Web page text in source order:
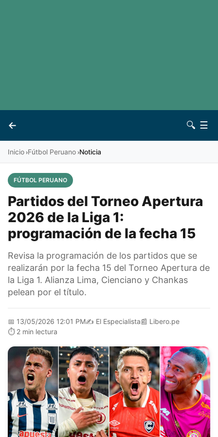
←
Vives 🔍 ☰
Inicio ›Fútbol Peruano ›Noticia
FÚTBOL PERUANO
Partidos del Torneo Apertura
2026 de la Liga 1:
programación de la fecha 15
Revisa la programación de los partidos que se
realizarán por la fecha 15 del Torneo Apertura de
la Liga 1. Alianza Lima, Cienciano y Chankas
pelean por el título.
📅 13/05/2026 12:01 PM✍️ El Especialista📰 Libero.pe
⏱️ 2 min lectura